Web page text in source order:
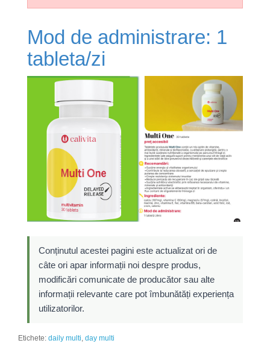
Mod de administrare: 1
tableta/zi
Conținutul acestei pagini este actualizat ori de
câte ori apar informații noi despre produs,
modificări comunicate de producător sau alte
informații relevante care pot îmbunătăți experiența
utilizatorilor.
Etichete: daily multi, day multi